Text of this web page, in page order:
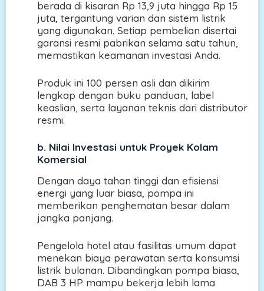
berada di kisaran Rp 13,9 juta hingga Rp 15
juta, tergantung varian dan sistem listrik
yang digunakan. Setiap pembelian disertai
garansi resmi pabrikan selama satu tahun,
memastikan keamanan investasi Anda.
Produk ini 100 persen asli dan dikirim
lengkap dengan buku panduan, label
keaslian, serta layanan teknis dari distributor
resmi.
b. Nilai Investasi untuk Proyek Kolam
Komersial
Dengan daya tahan tinggi dan efisiensi
energi yang luar biasa, pompa ini
memberikan penghematan besar dalam
jangka panjang.
Pengelola hotel atau fasilitas umum dapat
menekan biaya perawatan serta konsumsi
listrik bulanan. Dibandingkan pompa biasa,
DAB 3 HP mampu bekerja lebih lama